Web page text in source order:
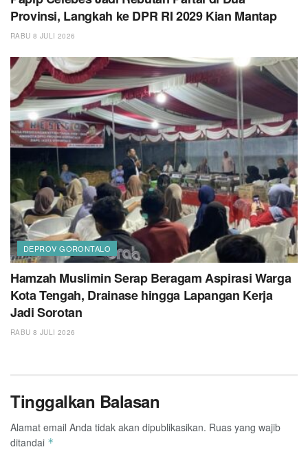
Provinsi, Langkah ke DPR RI 2029 Kian Mantap
RABU 8 JULI 2026
DEPROV GORONTALO
Hamzah Muslimin Serap Beragam Aspirasi Warga
Kota Tengah, Drainase hingga Lapangan Kerja
Jadi Sorotan
RABU 8 JULI 2026
Tinggalkan Balasan
Alamat email Anda tidak akan dipublikasikan. Ruas yang wajib
ditandai *